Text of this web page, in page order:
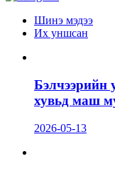
Шинэ мэдээ
Их уншсан
Бэлчээрийн
хувьд маш
2026-05-13